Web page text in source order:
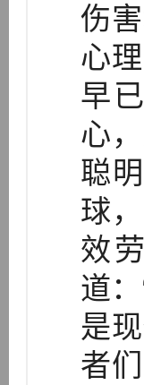
伤
心
早
心
聪
球
效
道
是
者